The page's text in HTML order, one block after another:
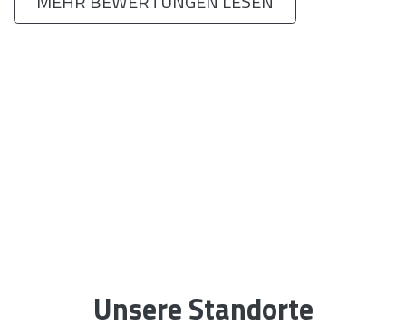
Unsere Standorte